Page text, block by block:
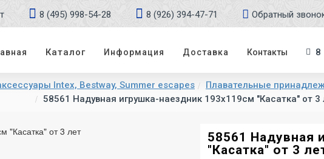
8 (495) 998-54-28 8 (926) 394-47-71 Обратный
Каталог Информация Доставка Контакты 8
Intex, Bestway, Summer escapes Плавательные
58561 Надувная игрушка-наездник 193х119см "Касатка" от 3
58561 Надувная
"Касатка" от 3